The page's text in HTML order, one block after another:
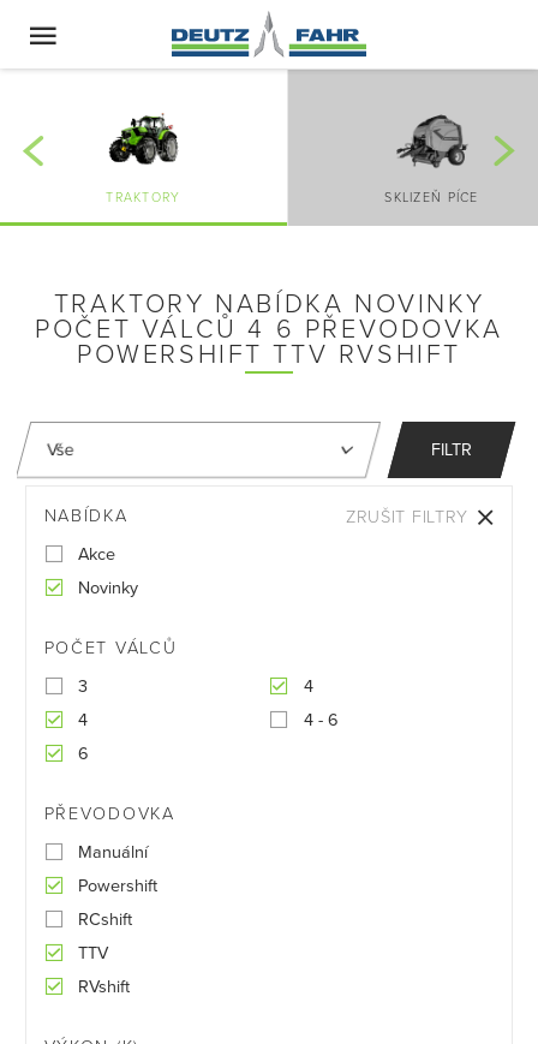
TRAKTORY SKLIZEŇ PÍCE
TRAKTORY NABÍDKA NOVINKY
POČET VÁLCŮ 4 6 PŘEVODOVKA
POWERSHIFT TTV RVSHIFT
FILTR
NABÍDKA
Akce
Novinky
POČET VÁLCŮ
3
4
4
4 - 6
6
PŘEVODOVKA
Manuální
Powershift
RCshift
TTV
RVshift
ZRUŠIT FILTRY